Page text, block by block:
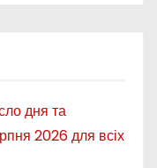
дня та
2026 для всіх